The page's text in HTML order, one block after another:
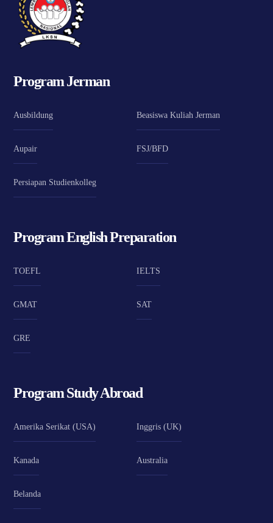
Program Jerman
Ausbildung Beasiswa Kuliah Jerman
Aupair FSJ/BFD
Persiapan Studienkolleg
Program English Preparation
TOEFL IELTS
GMAT SAT
GRE
Program Study Abroad
Amerika Serikat (USA) Inggris (UK)
Kanada Australia
Belanda